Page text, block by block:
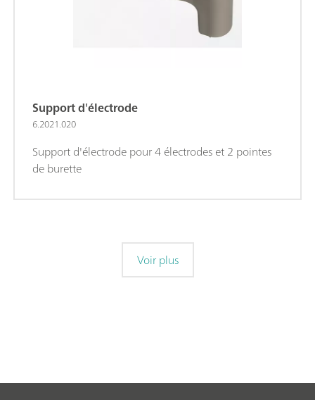
Support d'électrode
6.2021.020
Support d'électrode pour 4 électrodes et 2 pointes
de burette
Voir plus